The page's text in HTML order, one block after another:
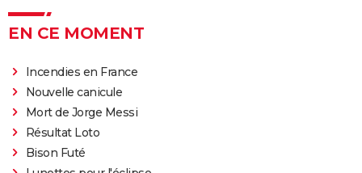
EN CE MOMENT
Incendies en France
Nouvelle canicule
Mort de Jorge Messi
Résultat Loto
Bison Futé